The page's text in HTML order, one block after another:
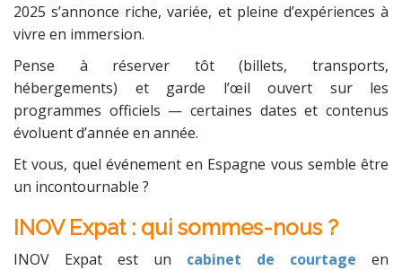
2025 s’annonce riche, variée, et pleine d’expériences à
vivre en immersion.
Pense à réserver tôt (billets, transports,
hébergements) et garde l’œil ouvert sur les
programmes officiels — certaines dates et contenus
évoluent d’année en année.
Et vous, quel événement en Espagne vous semble être
un incontournable ?
INOV Expat : qui sommes-nous ?
INOV Expat est un cabinet de courtage en